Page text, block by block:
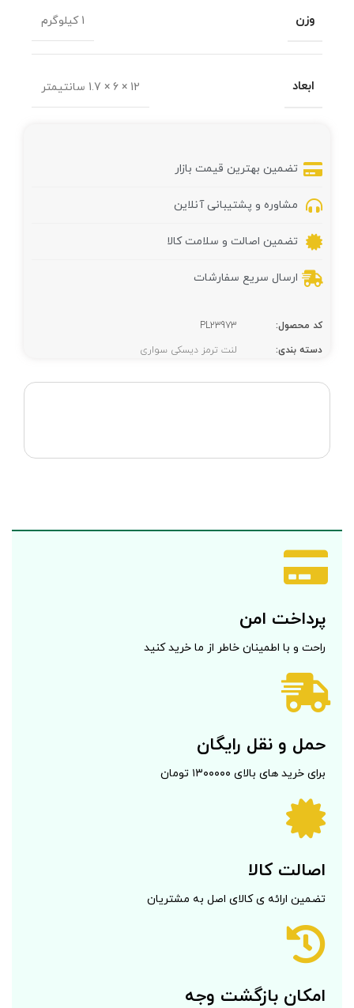
وزن 1 کیلوگرم
ابعاد 12 × 6 × 1.7 سانتیمتر
تضمین بهترین قیمت بازار
مشاوره و پشتیبانی آنلاین
تضمین اصالت و سلامت کالا
ارسال سریع سفارشات
کد محصول:
PL23973
دسته بندی:
لنت ترمز دیسکی سواری
پرداخت امن
راحت و با اطمینان خاطر از ما خرید کنید
حمل و نقل رایگان
برای خرید های بالای ۱۳۰۰۰۰۰ تومان
اصالت کالا
تضمین ارائه ی کالای اصل به مشتریان
امکان بازگشت وجه